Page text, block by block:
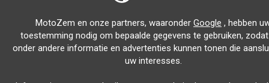
MotoZem en onze partners, waaronder Google , hebben
toestemming nodig om bepaalde gegevens te gebruiken,
onder andere informatie en advertenties kunnen tonen die
uw interesses.